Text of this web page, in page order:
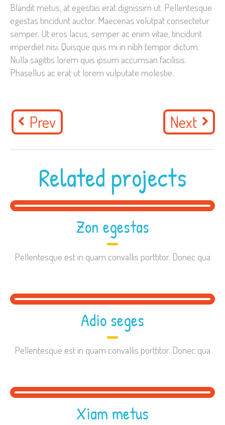
Blandit metus, at egestas erat dignissim ut. Pellentesque
egestas tincidunt auctor. Maecenas volutpat consectetur
semper. Ut eros lacus, semper ac enim vitae, tincidunt
imperdiet nisi. Quisque quis mi in nibh tempor dictum.
Nulla sagittis lorem quis ipsum accumsan facilisis.
Phasellus ac erat ut lorem vulputate molestie.
Prev Next
Related projects
Zon egestas
Pellentesque est in quam convallis porttitor. Donec qua
Adio seges
Pellentesque est in quam convallis porttitor. Donec qua
Xiam metus